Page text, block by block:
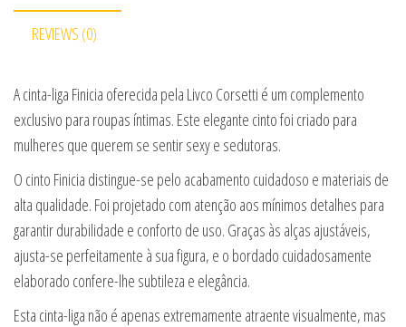
REVIEWS (0)
A cinta-liga Finicia oferecida pela Livco Corsetti é um complemento
exclusivo para roupas íntimas. Este elegante cinto foi criado para
mulheres que querem se sentir sexy e sedutoras.
O cinto Finicia distingue-se pelo acabamento cuidadoso e materiais de
alta qualidade. Foi projetado com atenção aos mínimos detalhes para
garantir durabilidade e conforto de uso. Graças às alças ajustáveis,
ajusta-se perfeitamente à sua figura, e o bordado cuidadosamente
elaborado confere-lhe subtileza e elegância.
Esta cinta-liga não é apenas extremamente atraente visualmente, mas